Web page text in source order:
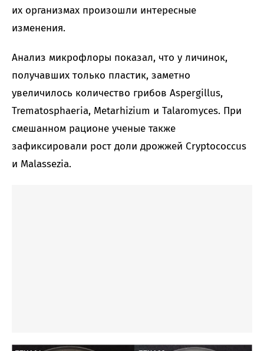
их организмах произошли интересные
изменения.
Анализ микрофлоры показал, что у личинок,
получавших только пластик, заметно
увеличилось количество грибов Aspergillus,
Trematosphaeria, Metarhizium и Talaromyces. При
смешанном рационе ученые также
зафиксировали рост доли дрожжей Cryptococcus
и Malassezia.